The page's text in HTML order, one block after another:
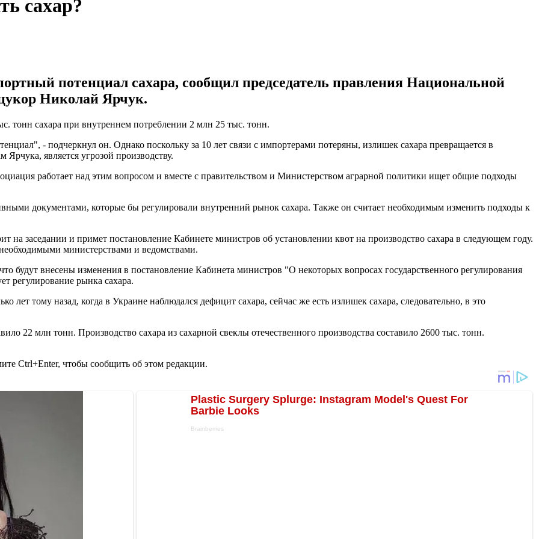
сахар?
потенциал сахара, сообщил председатель правления Национальной
Николай Ярчук.
тонн сахара при внутреннем потреблении 2 млн 25 тыс. тонн.
- подчеркнул он. Однако поскольку за 10 лет связи с импортерами потеряны, излишек сахара превращается в
является угрозой производству.
работает над этим вопросом и вместе с правительством и Министерством аграрной политики ищет общие подходы
документами, которые бы регулировали внутренний рынок сахара. Также он считает необходимым изменить подходы к
на заседании и примет постановление Кабинете министров об установлении квот на производство сахара в следующем году.
министерствами и ведомствами.
будут внесены изменения в постановление Кабинета министров "О некоторых вопросах государственного регулирования
регулирование рынка сахара.
лет тому назад, когда в Украине наблюдался дефицит сахара, сейчас же есть излишек сахара, следовательно, в это
22 млн тонн. Производство сахара из сахарной свеклы отечественного производства составило 2600 тыс. тонн.
Ctrl+Enter, чтобы сообщить об этом редакции.